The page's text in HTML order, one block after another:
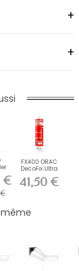
€
FX400 ORAC
DecoFix Ultra
270 ml
41,50 €